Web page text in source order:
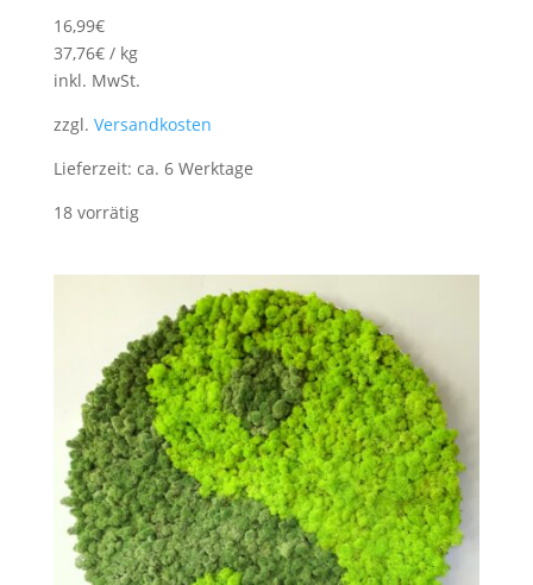
16,99€
37,76€/ kg
inkl. MwSt.
zzgl. Versandkosten
Lieferzeit: ca. 6 Werktage
18 vorrätig